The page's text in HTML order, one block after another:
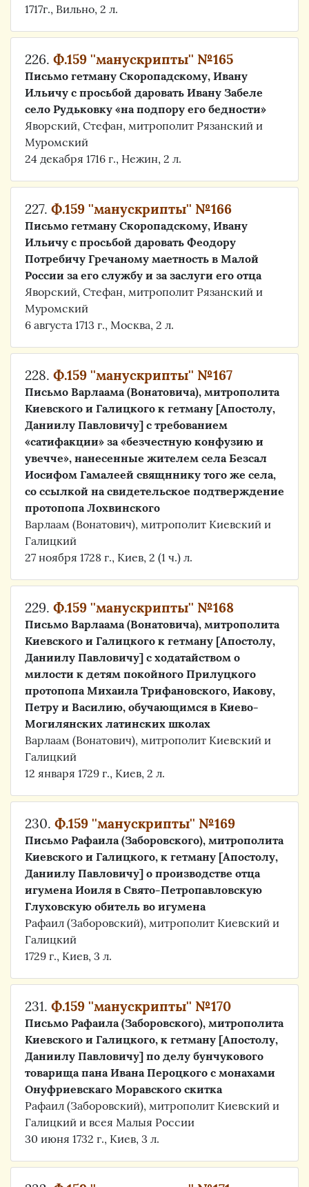
1717г., Вильно, 2 л.
226. Ф.159 ''манускрипты'' №165
Письмо гетману Скоропадскому, Ивану
Ильичу с просьбой даровать Ивану Забеле
село Рудьковку «на подпору его бедности»
Яворский, Стефан, митрополит Рязанский и
Муромский
24 декабря 1716 г., Нежин, 2 л.
227. Ф.159 ''манускрипты'' №166
Письмо гетману Скоропадскому, Ивану
Ильичу с просьбой даровать Феодору
Потребичу Гречаному маетность в Малой
России за его службу и за заслуги его отца
Яворский, Стефан, митрополит Рязанский и
Муромский
6 августа 1713 г., Москва, 2 л.
228. Ф.159 ''манускрипты'' №167
Письмо Варлаама (Вонатовича), митрополита
Киевского и Галицкого к гетману [Апостолу,
Даниилу Павловичу] с требованием
«сатифакции» за «безчестную конфузию и
увечче», нанесенные жителем села Безсал
Иосифом Гамалеей свящннику того же села,
со ссылкой на свидетельское подтверждение
протопопа Лохвинского
Варлаам (Вонатович), митрополит Киевский и
Галицкий
27 ноября 1728 г., Киев, 2 (1 ч.) л.
229. Ф.159 ''манускрипты'' №168
Письмо Варлаама (Вонатовича), митрополита
Киевского и Галицкого к гетману [Апостолу,
Даниилу Павловичу] с ходатайством о
милости к детям покойного Прилуцкого
протопопа Михаила Трифановского, Иакову,
Петру и Василию, обучающимся в Киево-
Могилянских латинских школах
Варлаам (Вонатович), митрополит Киевский и
Галицкий
12 января 1729 г., Киев, 2 л.
230. Ф.159 ''манускрипты'' №169
Письмо Рафаила (Заборовского), митрополита
Киевского и Галицкого, к гетману [Апостолу,
Даниилу Павловичу] о производстве отца
игумена Иоиля в Свято-Петропавловскую
Глуховскую обитель во игумена
Рафаил (Заборовский), митрополит Киевский и
Галицкий
1729 г., Киев, 3 л.
231. Ф.159 ''манускрипты'' №170
Письмо Рафаила (Заборовского), митрополита
Киевского и Галицкого, к гетману [Апостолу,
Даниилу Павловичу] по делу бунчукового
товарища пана Ивана Пероцкого с монахами
Онуфриевскаго Моравского скитка
Рафаил (Заборовский), митрополит Киевский и
Галицкий и всея Малыя России
30 июня 1732 г., Киев, 3 л.